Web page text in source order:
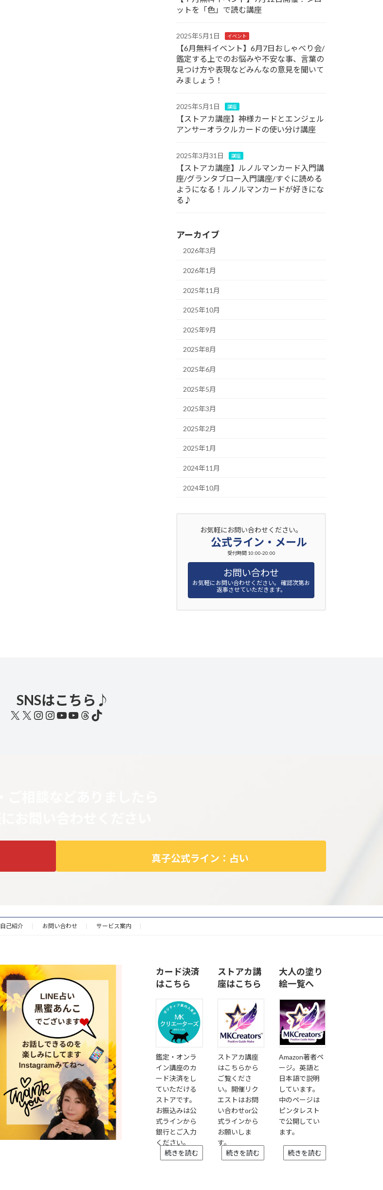
ットを「色」で読む講座
2025年5月1日 イベント
【6月無料イベント】6月7日おしゃべり会/
鑑定する上でのお悩みや不安な事、言葉の
見つけ方や表現などみんなの意見を聞いて
みましょう！
2025年5月1日 講座
【ストアカ講座】神様カードとエンジェル
アンサーオラクルカードの使い分け講座
2025年3月31日 講座
【ストアカ講座】ルノルマンカード入門講
座/グランタブロー入門講座/すぐに読める
ようになる！ルノルマンカードが好きにな
る♪
アーカイブ
2026年3月
2026年1月
2025年11月
2025年10月
2025年9月
2025年8月
2025年6月
2025年5月
2025年3月
2025年2月
2025年1月
2024年11月
2024年10月
お気軽にお問い合わせください。
公式ライン・メール
受付時間 10:00-20:00
お問い合わせ
お気軽にお問い合わせください。 確認次第お
返事させていただきます。
SNSはこちら♪
X X Instagram
Instagram
YouTube
YouTube
Threads
TikTok
真子公式ライン：占い
自己紹介 お問い合わせ サービス案内
カード決済
はこちら
鑑定・オンラ
イン講座のカ
ード決済をし
ていただける
ストアです。
お振込みは公
式ラインから
銀行とご入力
ください。
続きを読む
ストアカ講
座はこちら
ストアカ講座
はこちらから
ご覧くださ
い。開催リク
エストはお問
い合わせor公
式ラインから
お願いしま
す。
続きを読む
大人の塗り
絵一覧へ
Amazon著者ペ
ージ。英語と
日本語で説明
しています。
中のページは
ピンタレスト
で公開してい
ます。
続きを読む